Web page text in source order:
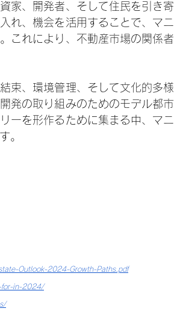
家、開発者、そして住民を引き寄
れ、機会を活用することで、マニ
これにより、不動産市場の関係者
束、環境管理、そして文化的多様
発の取り組みのためのモデル都市
ーを形作るために集まる中、マニ
。
Outlook-2024-Growth-Paths.pdf
for-in-2024/